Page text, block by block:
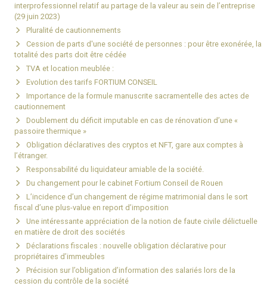
interprofessionnel relatif au partage de la valeur au sein de l’entreprise
(29 juin 2023)
Pluralité de cautionnements
Cession de parts d'une société de personnes : pour être exonérée, la
totalité des parts doit être cédée
TVA et location meublée :
Evolution des tarifs FORTIUM CONSEIL
Importance de la formule manuscrite sacramentelle des actes de
cautionnement
Doublement du déficit imputable en cas de rénovation d’une «
passoire thermique »
Obligation déclaratives des cryptos et NFT, gare aux comptes à
l’étranger.
Responsabilité du liquidateur amiable de la société.
Du changement pour le cabinet Fortium Conseil de Rouen
L’incidence d’un changement de régime matrimonial dans le sort
fiscal d’une plus-value en report d’imposition
Une intéressante appréciation de la notion de faute civile délictuelle
en matière de droit des sociétés
Déclarations fiscales : nouvelle obligation déclarative pour
propriétaires d’immeubles
Précision sur l’obligation d’information des salariés lors de la
cession du contrôle de la société